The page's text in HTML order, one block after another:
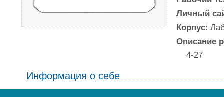
Личный
Корпус:
Описание
4-27
Информация о себе